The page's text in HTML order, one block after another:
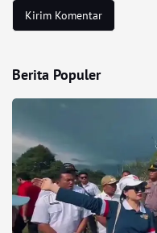
Berita Populer